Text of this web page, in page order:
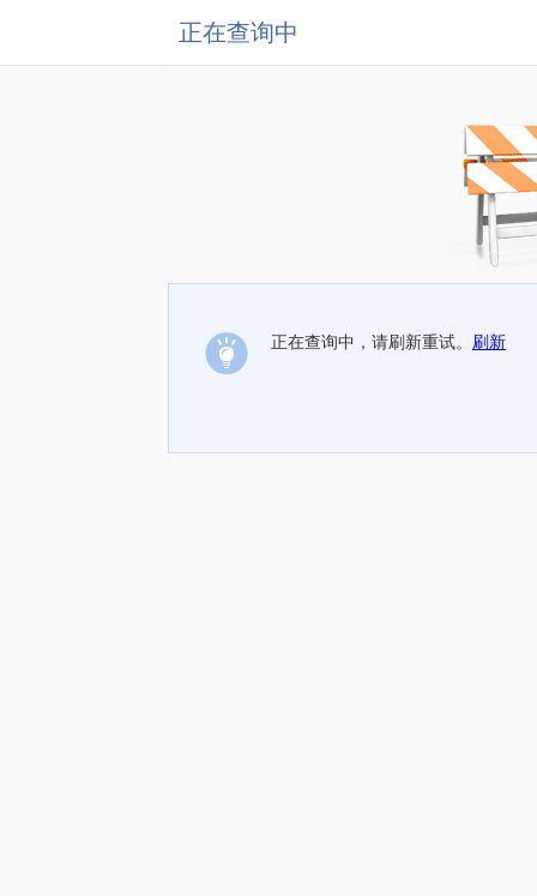
正在查询中
正在查询中，请刷新重试。 刷新